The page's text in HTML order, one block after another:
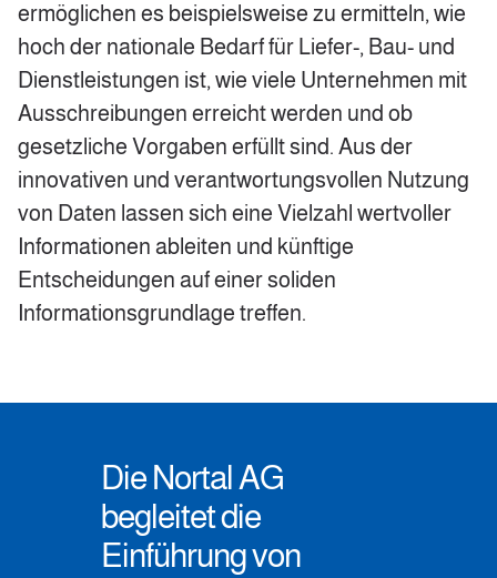
ermöglichen es beispielsweise zu ermitteln, wie
hoch der nationale Bedarf für Liefer-, Bau- und
Dienstleistungen ist, wie viele Unternehmen mit
Ausschreibungen erreicht werden und ob
gesetzliche Vorgaben erfüllt sind. Aus der
innovativen und verantwortungsvollen Nutzung
von Daten lassen sich eine Vielzahl wertvoller
Informationen ableiten und künftige
Entscheidungen auf einer soliden
Informationsgrundlage treffen.
Die Nortal AG
begleitet die
Einführung von